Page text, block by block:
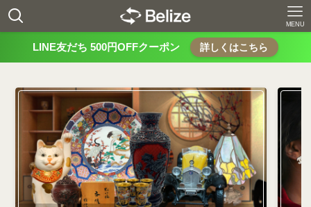
MENU
LINE友だち 500円OFFクーポン 詳しくはこちら